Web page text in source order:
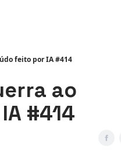
feito por IA #414
ao
#414